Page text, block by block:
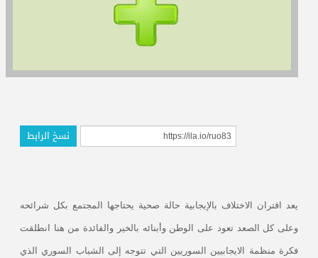
نسخ الرابط
يعد اقتران الاختلاف بالإيجابية حالة صحية يحتاجها المجتمع بكل شرائحه
وعلى كل الصعد تعود على الوطن وأبنائه بالخير والفائدة من هنا انطلقت
فكرة منظمة الايجابيين السوريين التي تتوجه إلى الشباب السوري الذي